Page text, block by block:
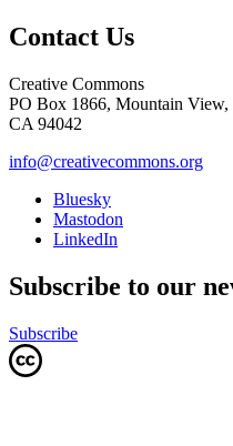
Contact Us
Creative Commons
PO Box 1866, Mountain View,
CA 94042
info@creativecommons.org
Bluesky
Mastodon
LinkedIn
Subscribe to our
Subscribe